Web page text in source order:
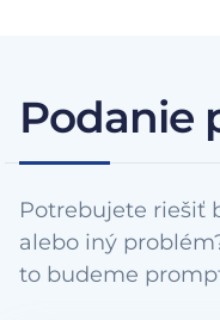
Podanie
Potrebujete riešiť
alebo iný
to budeme